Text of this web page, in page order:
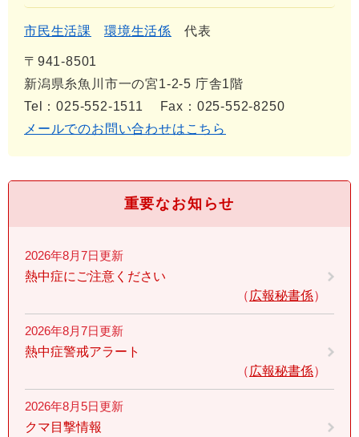
市民生活課 環境生活係 代表
〒941-8501
新潟県糸魚川市一の宮1-2-5 庁舎1階
Tel：025-552-1511
Fax：025-552-8250
メールでのお問い合わせはこちら
重要なお知らせ
2026年8月7日更新
熱中症にご注意ください
広報秘書係
2026年8月7日更新
熱中症警戒アラート
広報秘書係
2026年8月5日更新
クマ目撃情報